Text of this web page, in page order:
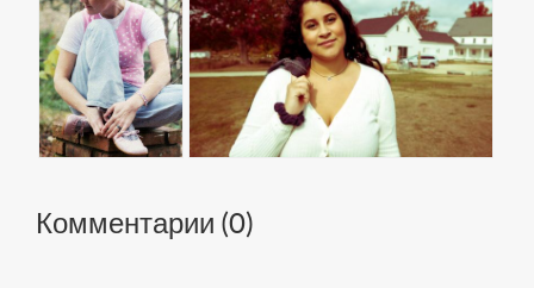
Комментарии (0)